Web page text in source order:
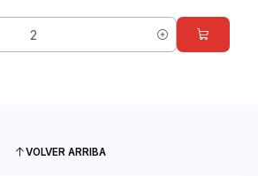
VOLVER ARRIBA